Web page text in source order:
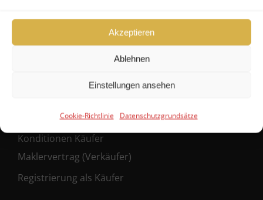
Akzeptieren
Ablehnen
Einstellungen ansehen
Cookie-Richtlinie Datenschutzgrundsätze
Konditionen Verkäufer
Konditionen Käufer
Maklervertrag (Verkäufer)
Registrierung als Käufer